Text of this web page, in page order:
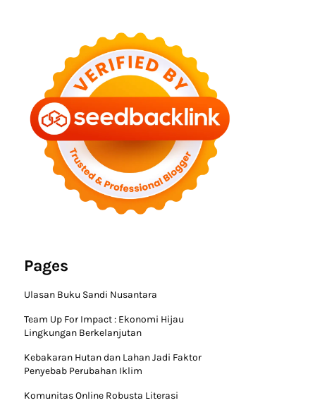
Pages
Ulasan Buku Sandi Nusantara
Team Up For Impact : Ekonomi Hijau
Lingkungan Berkelanjutan
Kebakaran Hutan dan Lahan Jadi Faktor
Penyebab Perubahan Iklim
Komunitas Online Robusta Literasi